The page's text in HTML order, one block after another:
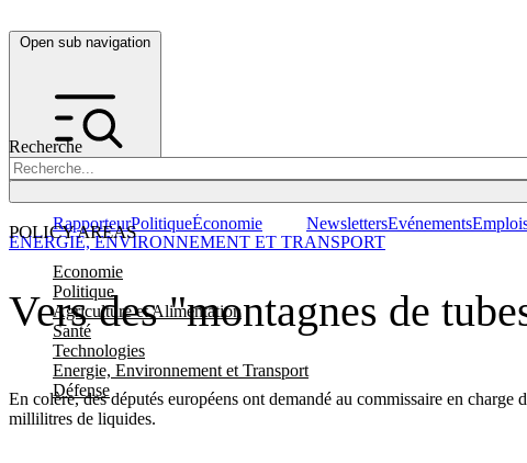
Open sub navigation
Recherche
POLICY AREAS
Economie
Politique
Agriculture et Alimentation
Santé
Technologies
Energie, Environnement et Transport
Défense
RapporteurPolitiqueÉconomie NewslettersEvénements
Vers des "montagnes de
En colère, des députés européens ont demandé au commissaire en
millilitres de liquides.
ENERGIE, ENVIRONNEMENT ET TRANSPORT